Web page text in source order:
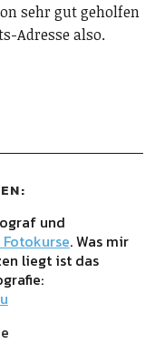
sehr gut geholfen
Adresse also.
und
. Was mir
liegt ist das